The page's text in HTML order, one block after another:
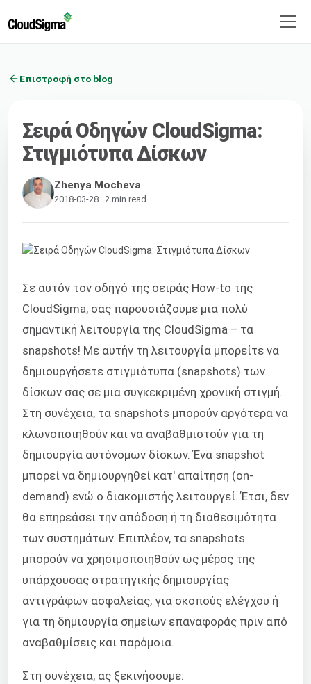
Επιστροφή στο blog
Σειρά Οδηγών CloudSigma:
Στιγμιότυπα Δίσκων
Zhenya Mocheva
2018-03-28 · 2 min read
Σε αυτόν τον οδηγό της σειράς How-to της
CloudSigma, σας παρουσιάζουμε μια πολύ
σημαντική λειτουργία της CloudSigma – τα
snapshots! Με αυτήν τη λειτουργία μπορείτε να
δημιουργήσετε στιγμιότυπα (snapshots) των
δίσκων σας σε μια συγκεκριμένη χρονική στιγμή.
Στη συνέχεια, τα snapshots μπορούν αργότερα να
κλωνοποιηθούν και να αναβαθμιστούν για τη
δημιουργία αυτόνομων δίσκων. Ένα snapshot
μπορεί να δημιουργηθεί κατ' απαίτηση (on-
demand) ενώ ο διακομιστής λειτουργεί. Έτσι, δεν
θα επηρεάσει την απόδοση ή τη διαθεσιμότητα
των συστημάτων. Επιπλέον, τα snapshots
μπορούν να χρησιμοποιηθούν ως μέρος της
υπάρχουσας στρατηγικής δημιουργίας
αντιγράφων ασφαλείας, για σκοπούς ελέγχου ή
για τη δημιουργία σημείων επαναφοράς πριν από
αναβαθμίσεις και παρόμοια.
Στη συνέχεια, ας ξεκινήσουμε: